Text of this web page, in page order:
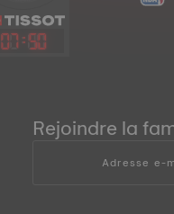
07:50
Rejoindre la
Adresse e-